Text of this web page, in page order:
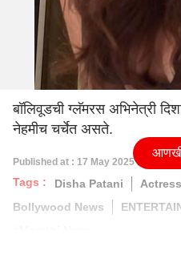
बॉलिवूडची ग्लॅमरस अभिनेत्री
नेहमीच चर्चेत असते.
Published at : 17 May 2025 03:16 PM
Tags : Disha Patani
Bollywood News
आणखी